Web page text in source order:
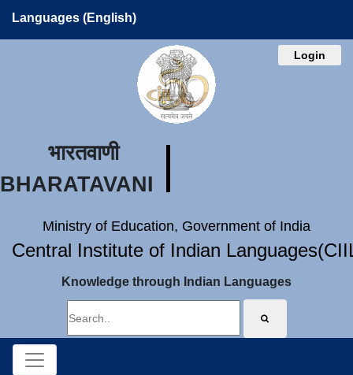
Languages (English)
Login
भारतवाणी
BHARATAVANI
Ministry of Education, Government of India
Central Institute of Indian
Knowledge through Indian Languages